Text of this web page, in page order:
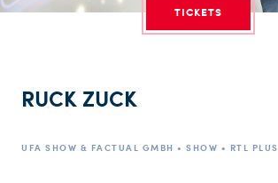
TICKETS
RUCK ZUCK
UFA SHOW & FACTUAL GMBH • SHOW • RTL PLUS